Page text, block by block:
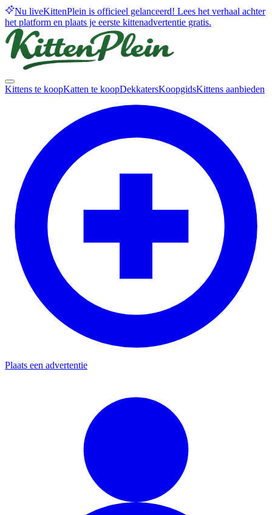
Nu liveKittenPlein is officieel gelanceerd! Lees het verhaal achter
het platform en plaats je eerste kittenadvertentie gratis.
Kittens te koopKatten te koopDekkatersKoopgidsKittens aanbieden
Plaats een advertentie